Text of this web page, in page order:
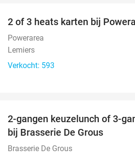
2 of 3 heats karten bij
Powerarea
Lemiers
Verkocht: 593
2-gangen keuzelunch of 3-
bij Brasserie De Grous
Brasserie De Grous